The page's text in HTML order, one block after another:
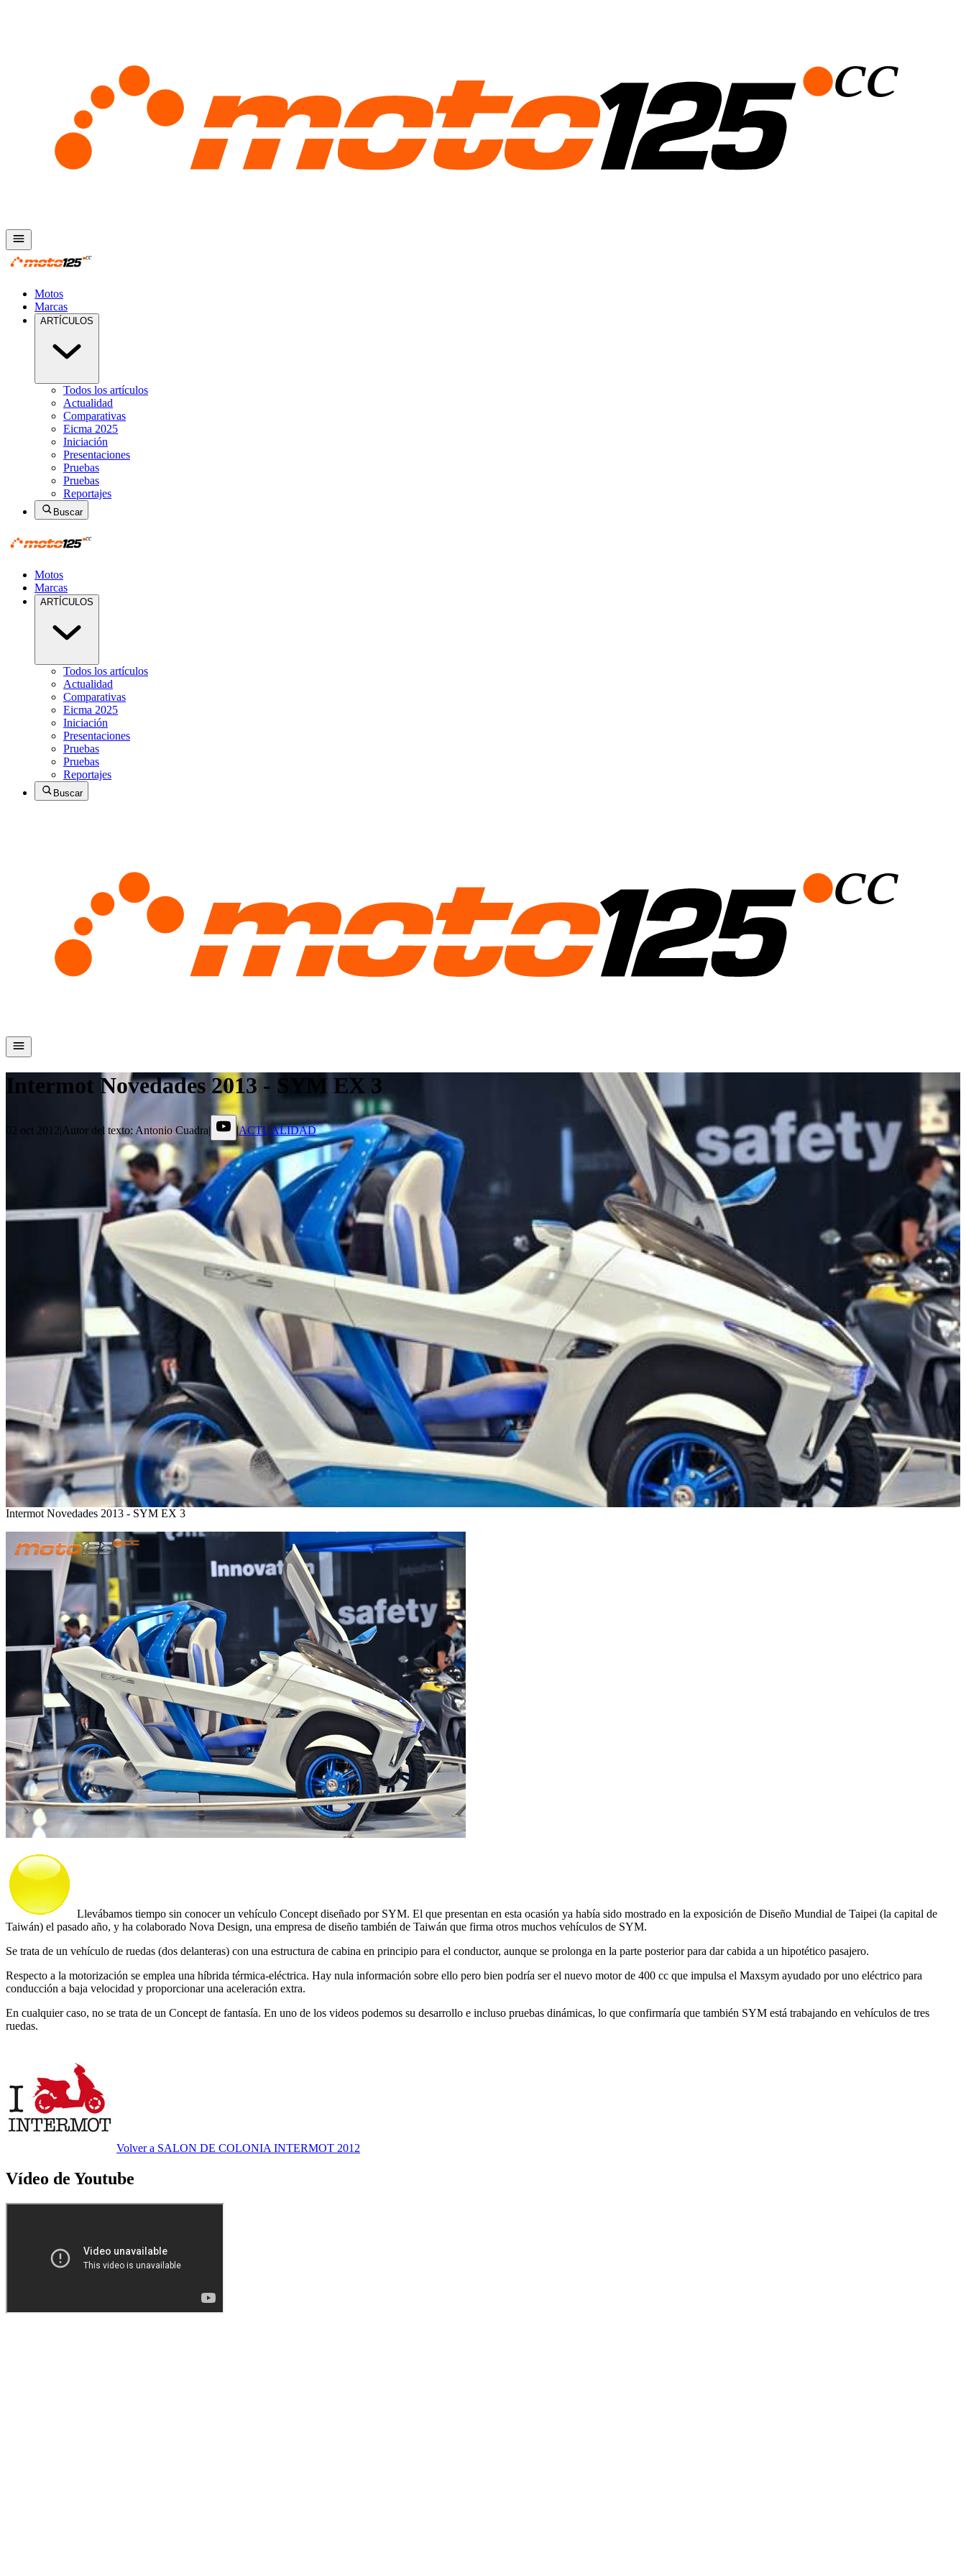
Motos
Marcas
ARTÍCULOS
Todos los artículos
Actualidad
Comparativas
Eicma 2025
Iniciación
Presentaciones
Pruebas
Pruebas
Reportajes
Buscar
Motos
Marcas
ARTÍCULOS
Todos los artículos
Actualidad
Comparativas
Eicma 2025
Iniciación
Presentaciones
Pruebas
Pruebas
Reportajes
Buscar
Intermot Novedades 2013 - SYM EX 3
02 oct 2012|Autor del texto: Antonio Cuadra| |ACTUALIDAD
Intermot Novedades 2013 - SYM EX 3
Llevábamos tiempo sin conocer un vehículo Concept diseñado por SYM. El que presentan en esta ocasión ya había sido mostrado en la exposición de Diseño Mundial de Taipei (la capital de
Taiwán) el pasado año, y ha colaborado Nova Design, una empresa de diseño también de Taiwán que firma otros muchos vehículos de SYM.
Se trata de un vehículo de ruedas (dos delanteras) con una estructura de cabina en principio para el conductor, aunque se prolonga en la parte posterior para dar cabida a un hipotético pasajero.
Respecto a la motorización se emplea una híbrida térmica-eléctrica. Hay nula información sobre ello pero bien podría ser el nuevo motor de 400 cc que impulsa el Maxsym ayudado por uno eléctrico para
conducción a baja velocidad y proporcionar una aceleración extra.
En cualquier caso, no se trata de un Concept de fantasía. En uno de los videos podemos su desarrollo e incluso pruebas dinámicas, lo que confirmaría que también SYM está trabajando en vehículos de tres
ruedas.
Volver a SALON DE COLONIA INTERMOT 2012
Vídeo de Youtube